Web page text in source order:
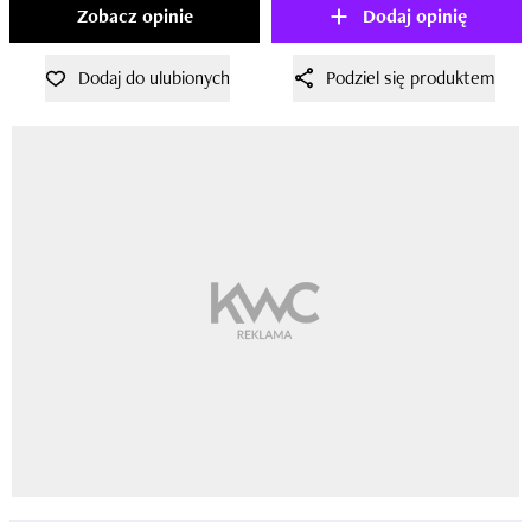
Zobacz opinie Dodaj opinię
Dodaj do ulubionych Podziel się produktem